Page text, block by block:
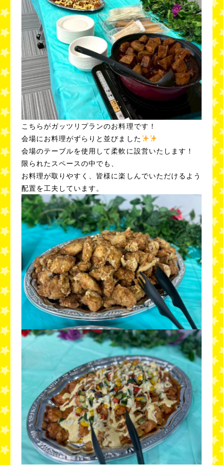
こちらがガッツリプランのお料理です！
会場にお料理がずらりと並びました
会場のテーブルを使用して柔軟に設営いたします！
限られたスペースの中でも、
お料理が取りやすく、皆様に楽しんでいただけるよう
配置を工夫しています。